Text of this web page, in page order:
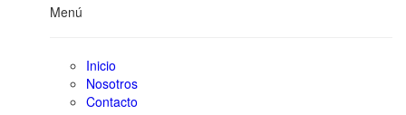
Menú
Inicio
Nosotros
Contacto